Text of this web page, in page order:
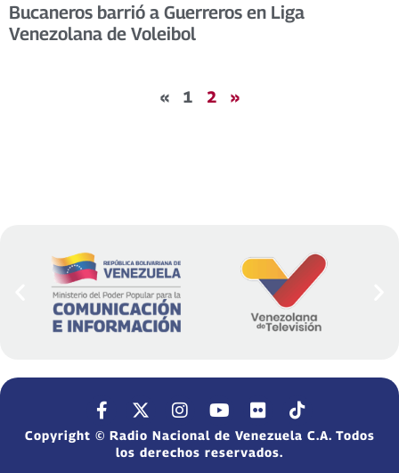
Bucaneros barrió a Guerreros en Liga
Venezolana de Voleibol
« 1 2 »
Copyright © Radio Nacional de Venezuela C.A. Todos
los derechos reservados.